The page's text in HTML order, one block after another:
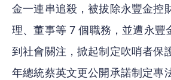
金一連串追殺，被拔除永豐金控
理、董事等 7 個職務，並遭永豐
到社會關注，掀起制定吹哨者保
年總統蔡英文更公開承諾制定專法